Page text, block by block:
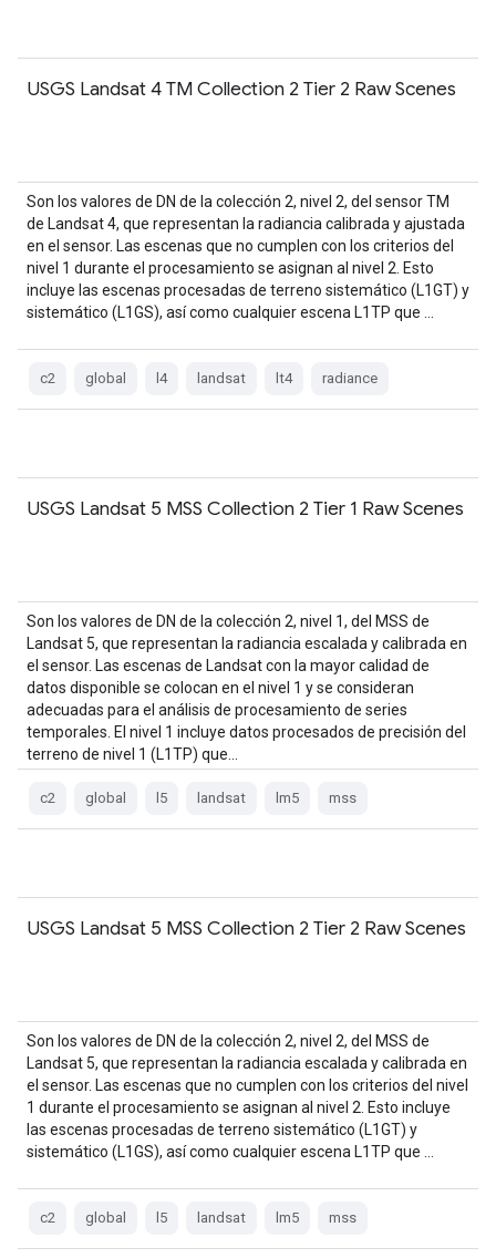
USGS Landsat 4 TM Collection 2 Tier 2 Raw Scenes
Son los valores de DN de la colección 2, nivel 2, del sensor TM
de Landsat 4, que representan la radiancia calibrada y ajustada
en el sensor. Las escenas que no cumplen con los criterios del
nivel 1 durante el procesamiento se asignan al nivel 2. Esto
incluye las escenas procesadas de terreno sistemático (L1GT) y
sistemático (L1GS), así como cualquier escena L1TP que …
c2 global l4 landsat lt4 radiance
USGS Landsat 5 MSS Collection 2 Tier 1 Raw Scenes
Son los valores de DN de la colección 2, nivel 1, del MSS de
Landsat 5, que representan la radiancia escalada y calibrada en
el sensor. Las escenas de Landsat con la mayor calidad de
datos disponible se colocan en el nivel 1 y se consideran
adecuadas para el análisis de procesamiento de series
temporales. El nivel 1 incluye datos procesados de precisión del
terreno de nivel 1 (L1TP) que…
c2 global l5 landsat lm5 mss
USGS Landsat 5 MSS Collection 2 Tier 2 Raw Scenes
Son los valores de DN de la colección 2, nivel 2, del MSS de
Landsat 5, que representan la radiancia escalada y calibrada en
el sensor. Las escenas que no cumplen con los criterios del nivel
1 durante el procesamiento se asignan al nivel 2. Esto incluye
las escenas procesadas de terreno sistemático (L1GT) y
sistemático (L1GS), así como cualquier escena L1TP que …
c2 global l5 landsat lm5 mss